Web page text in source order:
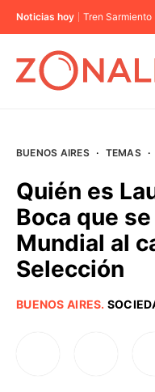
Noticias hoy Tren Sarmiento
BUENOS AIRES
PROVINCIAS
BUENOS AIRES · TEMAS ·
Quién es
Boca que
Mundial al
Selección
BUENOS AIRES.